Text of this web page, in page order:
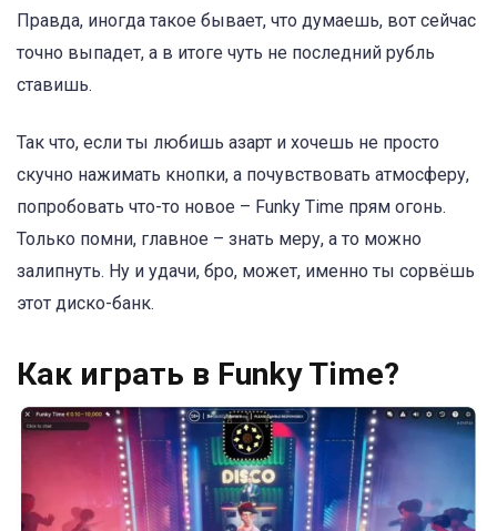
Правда, иногда такое бывает, что думаешь, вот сейчас
точно выпадет, а в итоге чуть не последний рубль
ставишь.
Так что, если ты любишь азарт и хочешь не просто
скучно нажимать кнопки, а почувствовать атмосферу,
попробовать что-то новое – Funky Time прям огонь.
Только помни, главное – знать меру, а то можно
залипнуть. Ну и удачи, бро, может, именно ты сорвёшь
этот диско-банк.
Как играть в Funky Time?